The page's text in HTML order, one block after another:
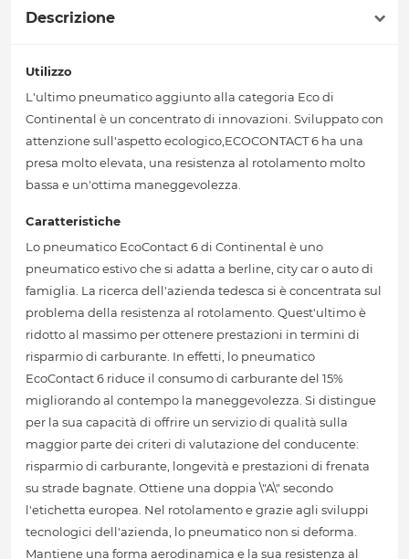
Descrizione
Utilizzo
L'ultimo pneumatico aggiunto alla categoria Eco di
Continental è un concentrato di innovazioni. Sviluppato con
attenzione sull'aspetto ecologico,ECOCONTACT 6 ha una
presa molto elevata, una resistenza al rotolamento molto
bassa e un'ottima maneggevolezza.
Caratteristiche
Lo pneumatico EcoContact 6 di Continental è uno
pneumatico estivo che si adatta a berline, city car o auto di
famiglia. La ricerca dell'azienda tedesca si è concentrata sul
problema della resistenza al rotolamento. Quest'ultimo è
ridotto al massimo per ottenere prestazioni in termini di
risparmio di carburante. In effetti, lo pneumatico
EcoContact 6 riduce il consumo di carburante del 15%
migliorando al contempo la maneggevolezza. Si distingue
per la sua capacità di offrire un servizio di qualità sulla
maggior parte dei criteri di valutazione del conducente:
risparmio di carburante, longevità e prestazioni di frenata
su strade bagnate. Ottiene una doppia \"A\" secondo
l'etichetta europea. Nel rotolamento e grazie agli sviluppi
tecnologici dell'azienda, lo pneumatico non si deforma.
Mantiene una forma aerodinamica e la sua resistenza al